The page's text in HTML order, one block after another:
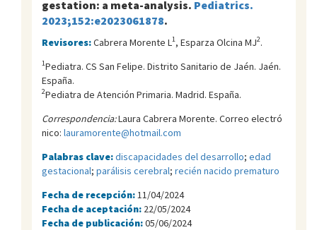
gestation: a meta-analysis. Pediatrics.
2023;152:e2023061878.
Revisores:Cabrera Morente L 1, Esparza Olcina MJ2.
1Pediatra. CS San Felipe. Distrito Sanitario de Jaén. Jaén.
España.
2Pediatra de Atención Primaria. Madrid. España.
Correspondencia:Laura Cabrera Morente. Correo electró
nico: lauramorente@hotmail.com
Palabras clave:discapacidades del desarrollo; edad
gestacional; parálisis cerebral; recién nacido prematuro
Fecha de recepción: 11/04/2024
Fecha de aceptación: 22/05/2024
Fecha de publicación:05/06/2024